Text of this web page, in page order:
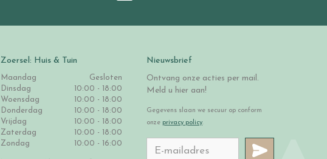
Zoersel: Huis & Tuin
Maandag
Gesloten
Dinsdag
10:00 - 18:00
Woensdag
10:00 - 18:00
Donderdag
10:00 - 18:00
Vrijdag
10:00 - 18:00
Zaterdag
10:00 - 18:00
Zondag
10:00 - 16:00
Nieuwsbrief
Ontvang onze acties per mail.
Meld u hier aan!
Gegevens slaan we secuur op conform
onze privacy policy.